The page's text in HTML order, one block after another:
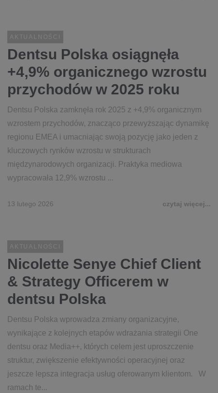
AKTUALNOŚCI
Dentsu Polska osiągnęła
+4,9% organicznego wzrostu
przychodów w 2025 roku
Dentsu Polska zamknęła rok 2025 z +4,9% organicznym
wzrostem przychodów, znacząco przewyższając dynamikę
regionu EMEA i umacniając swoją pozycję jako jeden z
kluczowych rynków wzrostu w strukturach
międzynarodowych organizacji. Praktyka mediowa
wypracowała 12,9% wzrostu ...
13 lutego 2026 czytaj więcej...
AKTUALNOŚCI
Nicolette Senye Chief Client
& Strategy Officerem w
dentsu Polska
Dentsu Polska wprowadza zmiany organizacyjne,
wynikające z kolejnych etapów wdrażania strategii One
dentsu oraz Media++, których celem jest uproszczenie
struktur, zwiększenie efektywności operacyjnej oraz
jeszcze lepsza integracja usług oferowanym klientom. W
ramach te...